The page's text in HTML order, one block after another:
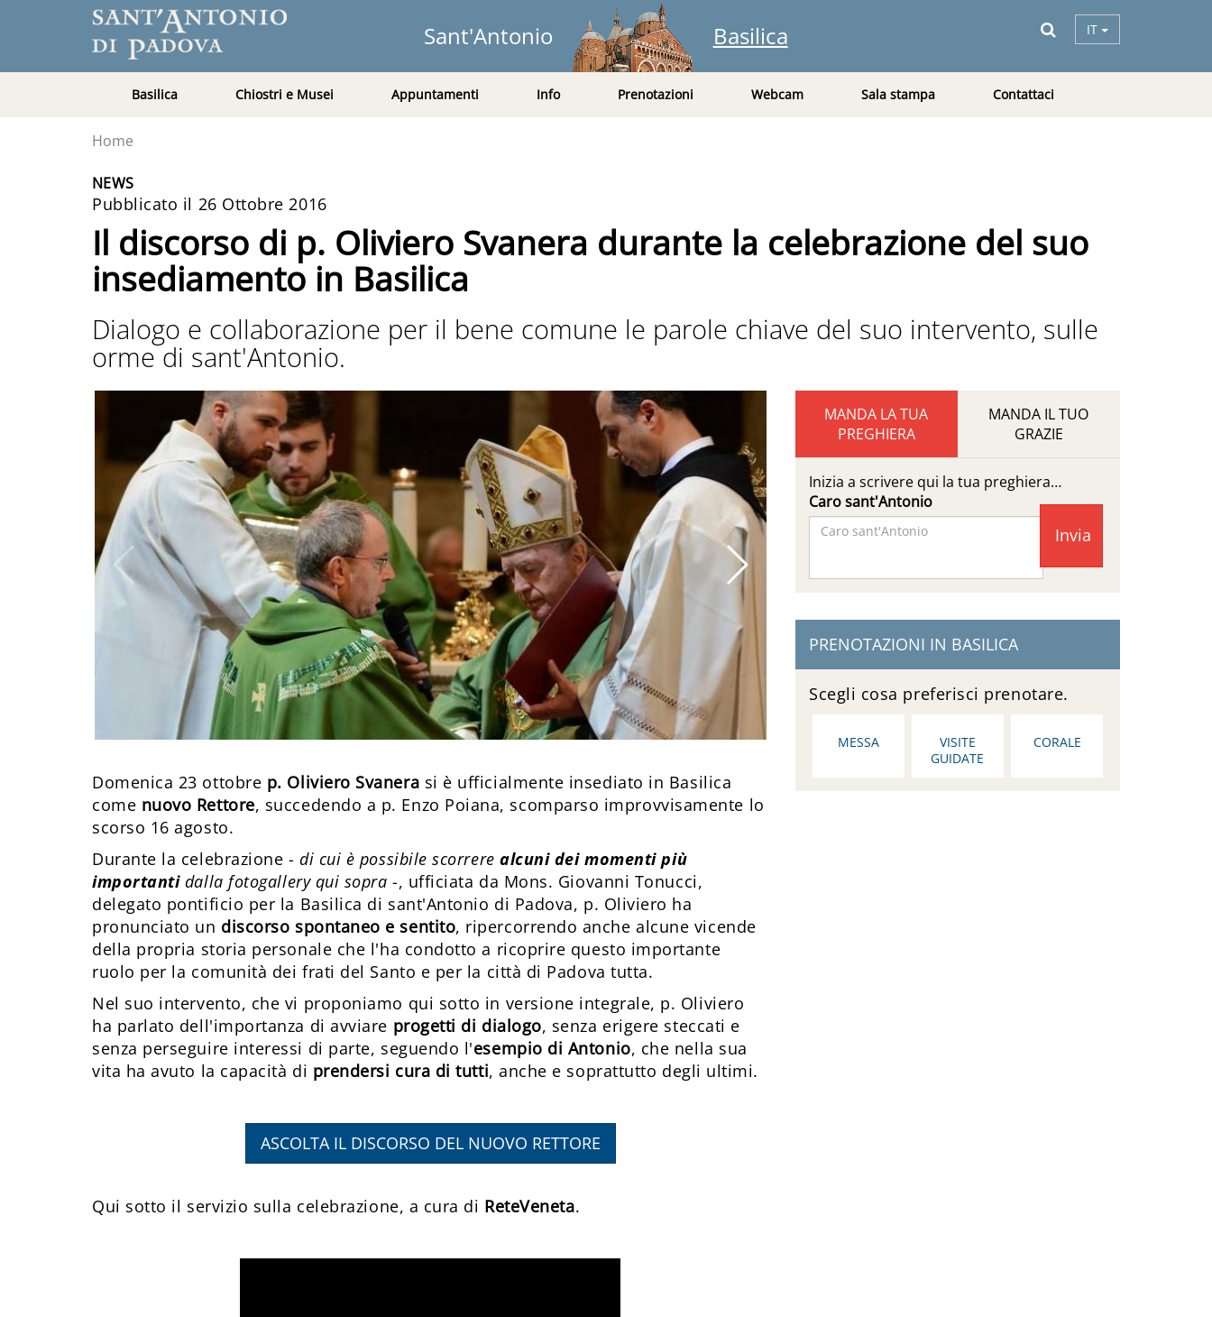
Sant'Antonio Basilica IT
Basilica Chiostri e Musei Appuntamenti Info Prenotazioni Webcam Sala stampa Contattaci
Home
NEWS
Pubblicato il 26 Ottobre 2016
Il discorso di p. Oliviero Svanera durante la celebrazione del suo
insediamento in Basilica
Dialogo e collaborazione per il bene comune le parole chiave del suo intervento, sulle
orme di sant'Antonio.
Domenica 23 ottobre p. Oliviero Svanera si è ufficialmente insediato in Basilica
come nuovo Rettore, succedendo a p. Enzo Poiana, scomparso improvvisamente lo
scorso 16 agosto.
Durante la celebrazione -di cui è possibile scorrerealcuni dei momenti più
importantidalla fotogallery qui sopra -, ufficiata da Mons. Giovanni Tonucci,
delegato pontificio per la Basilica di sant'Antonio di Padova, p. Oliviero ha
pronunciato un discorso spontaneo e sentito, ripercorrendo anche alcune vicende
della propria storia personale che l'ha condotto a ricoprire questo importante
ruolo per la comunità dei frati del Santo e per la città di Padova tutta.
Nel suo intervento, che vi proponiamo qui sotto in versione integrale, p. Oliviero
ha parlato dell'importanza di avviare progetti di dialogo, senza erigere steccati e
senza perseguire interessi di parte, seguendo l'esempio di Antonio, che nella sua
vita ha avuto la capacità di prendersi cura di tutti, anche e soprattutto degli ultimi.
ASCOLTA IL DISCORSO DEL NUOVO RETTORE
Qui sotto il servizio sulla celebrazione, a cura di ReteVeneta.
MANDA LA TUA
PREGHIERA
MANDA IL TUO
GRAZIE
Inizia a scrivere qui la tua preghiera…
Caro sant'Antonio
PRENOTAZIONI IN BASILICA
Scegli cosa preferisci prenotare.
MESSA
VISITE
GUIDATE
CORALE